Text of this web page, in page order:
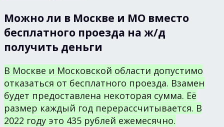
Можно ли в Москве и МО вместо
бесплатного проезда на ж/д
получить деньги
В Москве и Московской области допустимо
отказаться от бесплатного проезда. Взамен
будет предоставлена некоторая сумма. Её
размер каждый год перерассчитывается. В
2022 году это 435 рублей ежемесячно.